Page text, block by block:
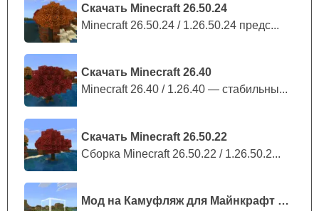
Скачать Minecraft 26.50.24
Minecraft 26.50.24 / 1.26.50.24 предс...
Скачать Minecraft 26.40
Minecraft 26.40 / 1.26.40 — стабильны...
Скачать Minecraft 26.50.22
Сборка Minecraft 26.50.22 / 1.26.50.2...
Мод на Камуфляж для Майнкрафт ПЕ
вещи для дальнейшего путешествия. Такой подход
делает исследование интересным без нарушения
игрового процесса.
новые шахтерские базы;
дома жителей с садами;
сторожевые заставы;
храмы и скрытые места.
снежных биомах и многих других уголках мира.